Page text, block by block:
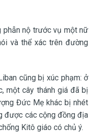
phẫn nộ trước vụ một nữ
và thể xác trên đường
cũng bị xúc phạm: ở
một cây thánh giá đã bị
Đức Mẹ khác bị nhét
được các cộng đồng địa
Kitô giáo có chủ ý.